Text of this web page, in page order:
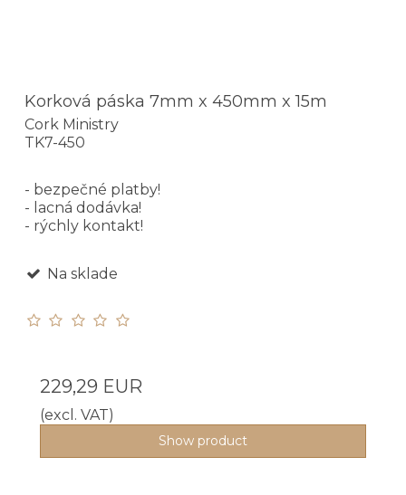
Korková páska 7mm x 450mm x 15m
Cork Ministry
TK7-450
- bezpečné platby!
- lacná dodávka!
- rýchly kontakt!
Na sklade
229,29 EUR
(excl. VAT)
Show product